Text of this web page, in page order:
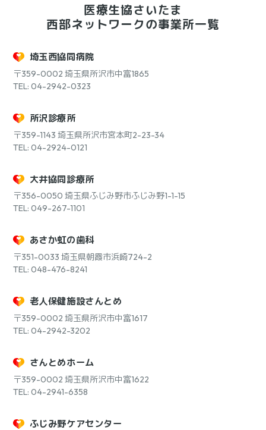
医療生協さいたま
西部ネットワークの事業所一覧
埼玉西協同病院
〒359-0002 埼玉県所沢市中富1865
TEL: 04-2942-0323
所沢診療所
〒359-1143 埼玉県所沢市宮本町2-23-34
TEL: 04-2924-0121
大井協同診療所
〒356-0050 埼玉県ふじみ野市ふじみ野1-1-15
TEL: 049-267-1101
あさか虹の歯科
〒351-0033 埼玉県朝霞市浜崎724-2
TEL: 048-476-8241
老人保健施設さんとめ
〒359-0002 埼玉県所沢市中富1617
TEL: 04-2942-3202
さんとめホーム
〒359-0002 埼玉県所沢市中富1622
TEL: 04-2941-6358
ふじみ野ケアセンター